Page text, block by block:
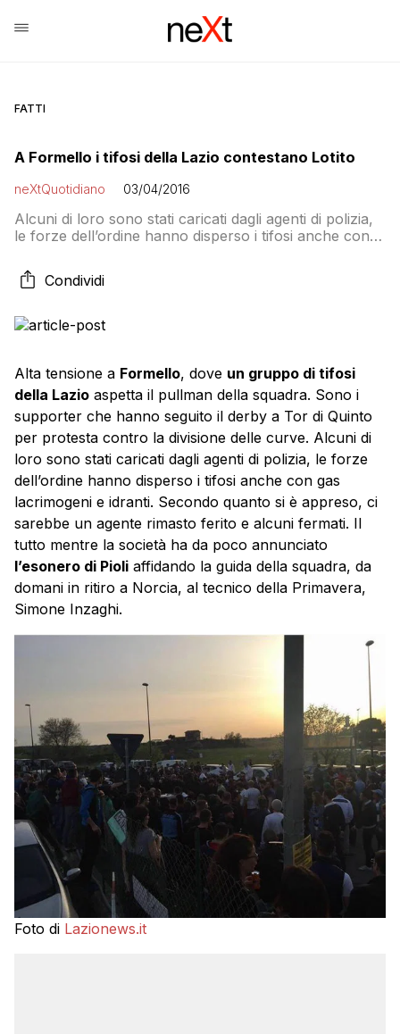
FATTI
A Formello i tifosi della Lazio contestano Lotito
neXtQuotidiano 03/04/2016
Alcuni di loro sono stati caricati dagli agenti di polizia,
le forze dell’ordine hanno disperso i tifosi anche con
da poco annunciato l’esonero di Pioli
Condividi
Alta tensione a Formello, dove un gruppo di tifosi
della Lazio aspetta il pullman della squadra. Sono i
supporter che hanno seguito il derby a Tor di Quinto
per protesta contro la divisione delle curve. Alcuni di
loro sono stati caricati dagli agenti di polizia, le forze
dell’ordine hanno disperso i tifosi anche con gas
lacrimogeni e idranti. Secondo quanto si è appreso, ci
sarebbe un agente rimasto ferito e alcuni fermati. Il
tutto mentre la società ha da poco annunciato
l’esonero di Pioli affidando la guida della squadra, da
domani in ritiro a Norcia, al tecnico della Primavera,
Simone Inzaghi.
Foto di Lazionews.it